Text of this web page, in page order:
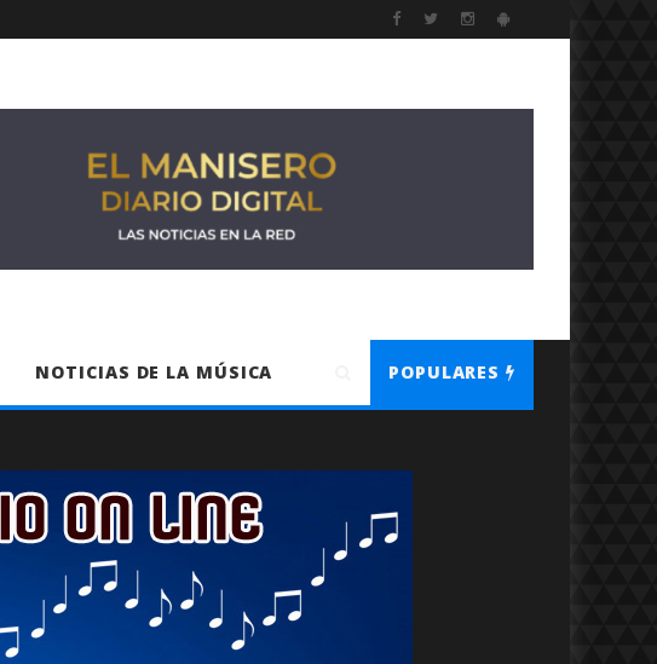
NOTICIAS DE LA MÚSICA POPULARES